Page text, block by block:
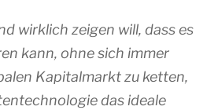
wirklich zeigen will, dass es
kann, ohne sich immer
Kapitalmarkt zu ketten,
das ideale